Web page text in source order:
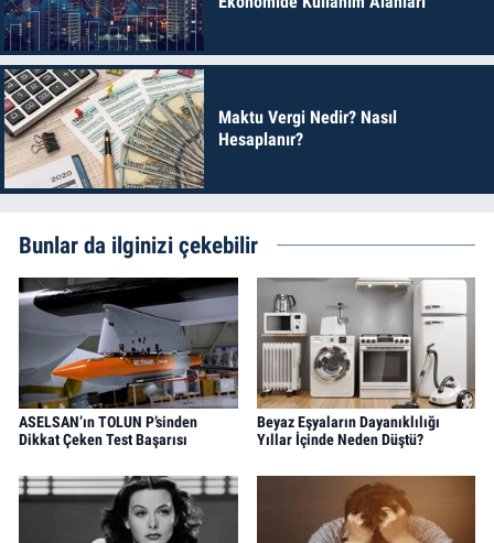
Maktu Vergi Nedir? Nasıl
Hesaplanır?
Bunlar da ilginizi çekebilir
ASELSAN’ın TOLUN P’sinden
Dikkat Çeken Test Başarısı
Beyaz Eşyaların Dayanıklılığı
Yıllar İçinde Neden Düştü?